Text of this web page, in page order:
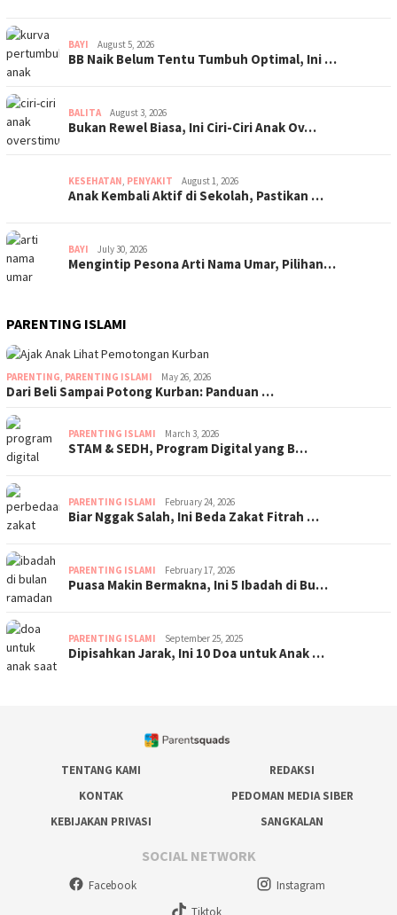
BAYI August 5, 2026
BB Naik Belum Tentu Tumbuh Optimal, Ini …
BALITA August 3, 2026
Bukan Rewel Biasa, Ini Ciri-Ciri Anak Ov…
KESEHATAN, PENYAKIT August 1, 2026
Anak Kembali Aktif di Sekolah, Pastikan …
BAYI July 30, 2026
Mengintip Pesona Arti Nama Umar, Pilihan…
PARENTING ISLAMI
PARENTING, PARENTING ISLAMI May 26, 2026
Dari Beli Sampai Potong Kurban: Panduan …
PARENTING ISLAMI March 3, 2026
STAM & SEDH, Program Digital yang B…
PARENTING ISLAMI February 24, 2026
Biar Nggak Salah, Ini Beda Zakat Fitrah …
PARENTING ISLAMI February 17, 2026
Puasa Makin Bermakna, Ini 5 Ibadah di Bu…
PARENTING ISLAMI September 25, 2025
Dipisahkan Jarak, Ini 10 Doa untuk Anak …
TENTANG KAMI
REDAKSI
KONTAK
PEDOMAN MEDIA SIBER
KEBIJAKAN PRIVASI
SANGKALAN
SOCIAL NETWORK
Facebook
Instagram
Tiktok